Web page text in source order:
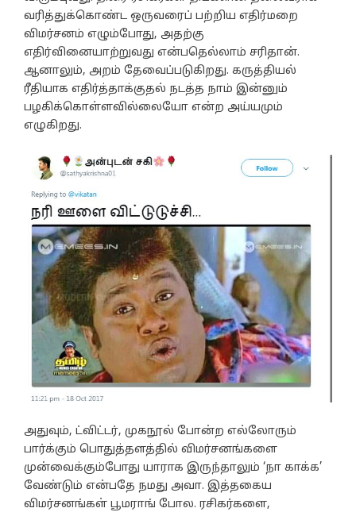
வரித்துக்கொண்ட ஒருவரைப் பற்றிய எதிர்மறை
விமர்சனம் எழும்போது, அதற்கு
எதிர்வினையாற்றுவது என்பதெல்லாம் சரிதான்.
ஆனாலும், அறம் தேவைப்படுகிறது. கருத்தியல்
ரீதியாக எதிர்த்தாக்குதல் நடத்த நாம் இன்னும்
பழகிக்கொள்ளவில்லையோ என்ற அய்யமும்
எழுகிறது.
அதுவும், ட்விட்டர், முகநூல் போன்ற எல்லோரும்
பார்க்கும் பொதுத்தளத்தில் விமர்சனங்களை
முன்வைக்கும்போது யாராக இருந்தாலும் ‘நா காக்க’
வேண்டும் என்பதே நமது அவா. இத்தகைய
விமர்சனங்கள் பூமராங் போல. ரசிகர்களை,